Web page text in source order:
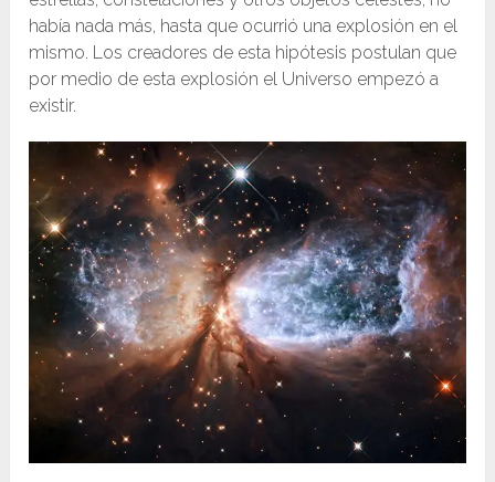
había nada más, hasta que ocurrió una explosión en el
mismo. Los creadores de esta hipótesis postulan que
por medio de esta explosión el Universo empezó a
existir.